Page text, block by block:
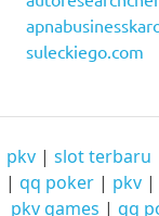
suleckiego.com
pkv| slot terbaru
| qq poker | pkv |
pkv games | qq